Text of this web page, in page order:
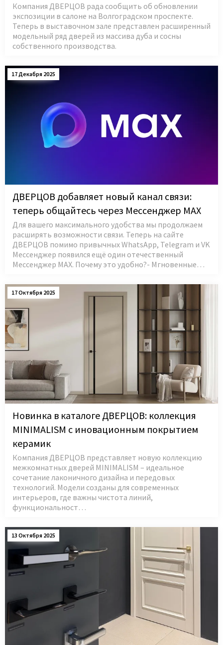
Компания ДВЕРЦОВ рада сообщить об обновлении
экспозиции в салоне на Волгоградском проспекте.
Теперь в выставочном зале представлен расширенный
модельный ряд дверей из массива дуба и сосны
собственного производства.
17 Декабря 2025
ДВЕРЦОВ добавляет новый канал связи:
теперь общайтесь через Мессенджер MAX
Для вашего максимального удобства мы продолжаем
расширять возможности связи. Теперь на сайте
ДВЕРЦОВ помимо привычных WhatsApp, Telegram и VK
Мессенджер появился ещё один отечественный
Мессенджер MAX. Почему это удобно?- Мгновенные…
17 Октября 2025
Новинка в каталоге ДВЕРЦОВ: коллекция
MINIMALISM с иновационным покрытием
керамик
Компания ДВЕРЦОВ представляет новую коллекцию
межкомнатных дверей MINIMALISM – идеальное
сочетание лаконичного дизайна и передовых
технологий. Модели созданы для современных
интерьеров, где важны чистота линий,
функциональност…
13 Октября 2025